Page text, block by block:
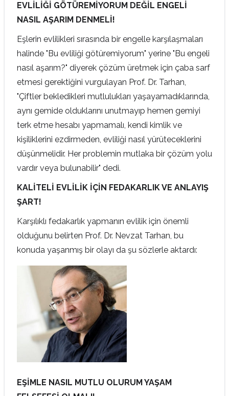
EVLİLİĞİ GÖTÜREMİYORUM DEĞİL ENGELİ
NASIL AŞARIM DENMELİ!
Eşlerin evlilikleri sırasında bir engelle karşılaşmaları
halinde "Bu evliliği götüremiyorum" yerine "Bu engeli
nasıl aşarım?" diyerek çözüm üretmek için çaba sarf
etmesi gerektiğini vurgulayan Prof. Dr. Tarhan,
"Çiftler bekledikleri mutlulukları yaşayamadıklarında,
aynı gemide olduklarını unutmayıp hemen gemiyi
terk etme hesabı yapmamalı, kendi kimlik ve
kişiliklerini ezdirmeden, evliliği nasıl yürüteceklerini
düşünmelidir. Her problemin mutlaka bir çözüm yolu
vardır veya bulunabilir" dedi.
KALİTELİ EVLİLİK İÇİN FEDAKARLIK VE ANLAYIŞ
ŞART!
Karşılıklı fedakarlık yapmanın evlilik için önemli
olduğunu belirten Prof. Dr. Nevzat Tarhan, bu
konuda yaşanmış bir olayı da şu sözlerle aktardı:
EŞİMLE NASIL MUTLU OLURUM YAŞAM